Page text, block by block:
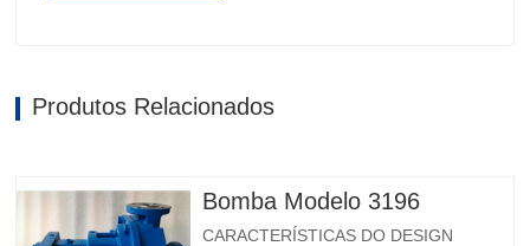
Produtos Relacionados
Bomba Modelo 3196
CARACTERÍSTICAS DO DESIGN